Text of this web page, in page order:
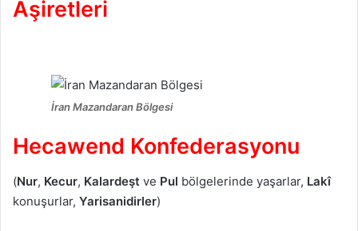
Aşiretleri
İran Mazandaran Bölgesi
Hecawend Konfederasyonu
(Nur, Kecur, Kalardeşt ve Pul bölgelerinde yaşarlar, Lakî
konuşurlar, Yarisanidirler)